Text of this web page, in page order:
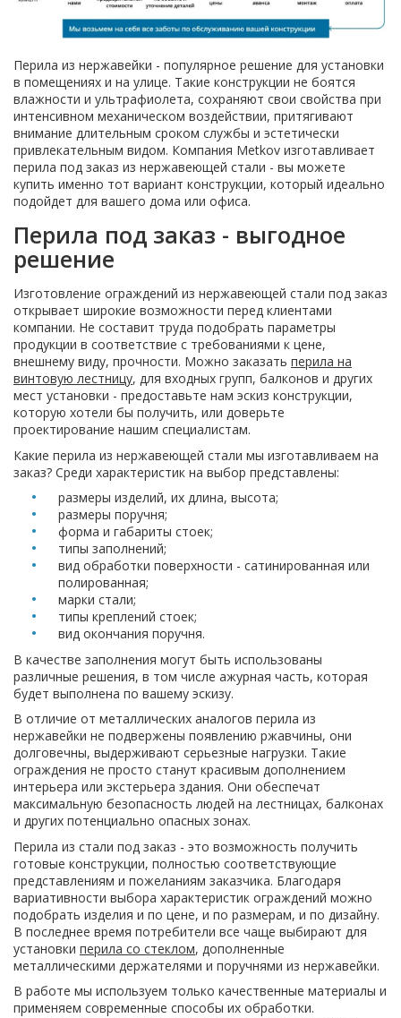
Перила из нержавейки - популярное решение для установки
в помещениях и на улице. Такие конструкции не боятся
влажности и ультрафиолета, сохраняют свои свойства при
интенсивном механическом воздействии, притягивают
внимание длительным сроком службы и эстетически
привлекательным видом. Компания Metkov изготавливает
перила под заказ из нержавеющей стали - вы можете
купить именно тот вариант конструкции, который идеально
подойдет для вашего дома или офиса.
Перила под заказ - выгодное
решение
Изготовление ограждений из нержавеющей стали под заказ
открывает широкие возможности перед клиентами
компании. Не составит труда подобрать параметры
продукции в соответствие с требованиями к цене,
внешнему виду, прочности. Можно заказать перила на
винтовую лестницу, для входных групп, балконов и других
мест установки - предоставьте нам эскиз конструкции,
которую хотели бы получить, или доверьте
проектирование нашим специалистам.
Какие перила из нержавеющей стали мы изготавливаем на
заказ? Среди характеристик на выбор представлены:
размеры изделий, их длина, высота;
размеры поручня;
форма и габариты стоек;
типы заполнений;
вид обработки поверхности - сатинированная или
полированная;
марки стали;
типы креплений стоек;
вид окончания поручня.
В качестве заполнения могут быть использованы
различные решения, в том числе ажурная часть, которая
будет выполнена по вашему эскизу.
В отличие от металлических аналогов перила из
нержавейки не подвержены появлению ржавчины, они
долговечны, выдерживают серьезные нагрузки. Такие
ограждения не просто станут красивым дополнением
интерьера или экстерьера здания. Они обеспечат
максимальную безопасность людей на лестницах, балконах
и других потенциально опасных зонах.
Перила из стали под заказ - это возможность получить
готовые конструкции, полностью соответствующие
представлениям и пожеланиям заказчика. Благодаря
вариативности выбора характеристик ограждений можно
подобрать изделия и по цене, и по размерам, и по дизайну.
В последнее время потребители все чаще выбирают для
установки перила со стеклом, дополненные
металлическими держателями и поручнями из нержавейки.
В работе мы используем только качественные материалы и
применяем современные способы их обработки.